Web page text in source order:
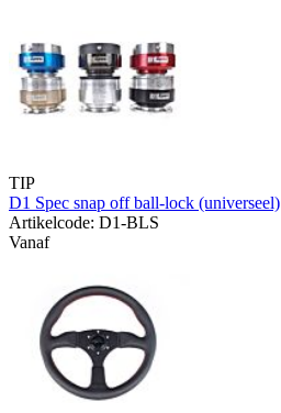
TIP
D1 Spec snap off ball-lock (universeel)
Artikelcode: D1-BLS
Vanaf